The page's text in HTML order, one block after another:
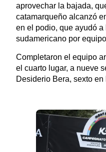
aprovechar la bajada,
catamarqueño alcanzó
en el podio, que ayudó
sudamericano por
Completaron el equipo
el cuarto lugar, a nueve
Desiderio Bera, sexto